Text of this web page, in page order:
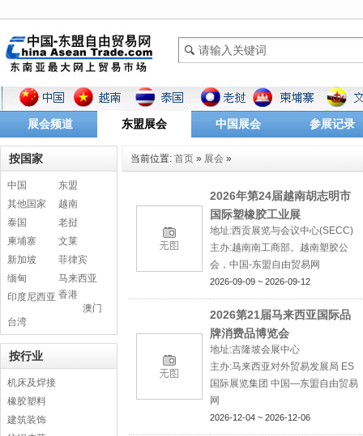
展会频道 东盟展会 中国展会 参展记录
按国家
中国
东盟
其他国家
越南
泰国
老挝
柬埔寨
文莱
新加坡
菲律宾
缅甸
马来西亚
印度尼西亚 香港
澳门
台湾
按行业
机床及焊接
橡胶塑料
建筑装饰
当前位置: 首页 » 展会 »
2026年第24届越南胡志明市
国际塑橡胶工业展
地址:西贡展览与会议中心(SECC)
主办:越南南工商部。越南塑胶公
会，中国-东盟自由贸易网
2026-09-09 ~ 2026-09-12
2026第21届马来西亚国际品
牌消费品博览会
地址:吉隆坡会展中心
主办:马来西亚对外贸易发展局 ES
国际展览集团 中国—东盟自由贸易
网
2026-12-04 ~ 2026-12-06